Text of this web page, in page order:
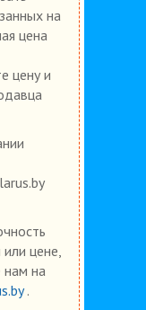
на
цена
цену и
цене,
нам на
.